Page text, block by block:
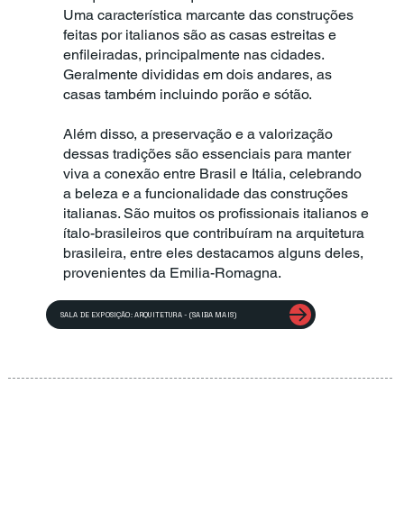
Uma característica marcante das construções
feitas por italianos são as casas estreitas e
enfileiradas, principalmente nas cidades.
Geralmente divididas em dois andares, as
casas também incluindo porão e sótão.
Além disso, a preservação e a valorização
dessas tradições são essenciais para manter
viva a conexão entre Brasil e Itália, celebrando
a beleza e a funcionalidade das construções
italianas. São muitos os profissionais italianos e
ítalo-brasileiros que contribuíram na arquitetura
brasileira, entre eles destacamos alguns deles,
provenientes da Emilia-Romagna.
SALA DE EXPOSIÇÃO: ARQUITETURA - (SAIBA MAIS)